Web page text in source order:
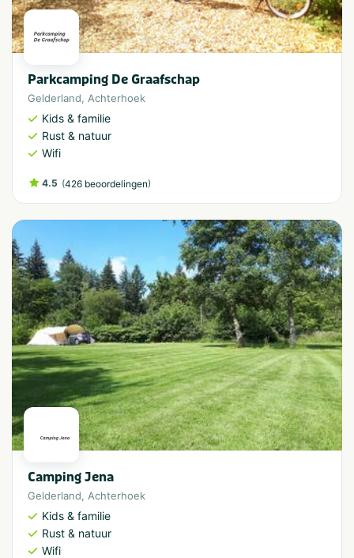
Parkcamping De Graafschap
Gelderland, Achterhoek
Kids & familie
Rust & natuur
Wifi
4.5 (426 beoordelingen)
Camping Jena
Gelderland, Achterhoek
Kids & familie
Rust & natuur
Wifi